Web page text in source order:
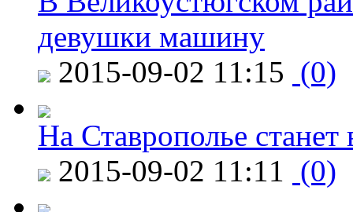
девушки машину
2015-09-02 11:15 (0)
На Ставрополье
2015-09-02 11:11 (0)